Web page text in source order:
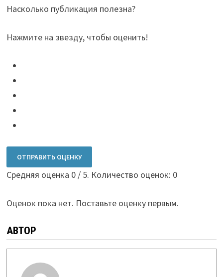
Насколько публикация полезна?
Нажмите на звезду, чтобы оценить!
ОТПРАВИТЬ ОЦЕНКУ
Средняя оценка 0/ 5. Количество оценок: 0
Оценок пока нет. Поставьте оценку первым.
АВТОР